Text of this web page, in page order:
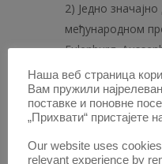
2) Једно
међународном
Eulenburg,
Мирковића
3) Инж. Новак
Душан Мишић,
Наша веб страница
Вам пружили
поставке и поновне
„Прихвати“ пристајете
Our website uses
relevant experience by